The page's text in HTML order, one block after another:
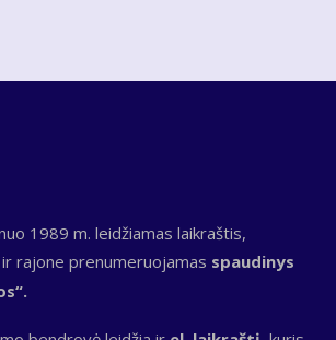
1989 m. leidžiamas laikraštis,
rajone prenumeruojamas spaudinys